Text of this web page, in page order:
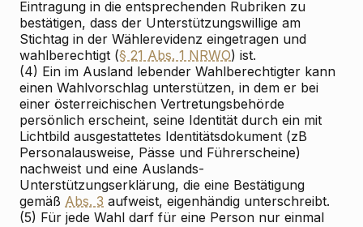
Eintragung in die entsprechenden Rubriken zu
bestätigen, dass der Unterstützungswillige am
Stichtag in der Wählerevidenz eingetragen und
wahlberechtigt (§ 21 Abs. 1 NRWO) ist.
(4) Ein im Ausland lebender Wahlberechtigter kann
einen Wahlvorschlag unterstützen, in dem er bei
einer österreichischen Vertretungsbehörde
persönlich erscheint, seine Identität durch ein mit
Lichtbild ausgestattetes Identitätsdokument (zB
Personalausweise, Pässe und Führerscheine)
nachweist und eine Auslands-
Unterstützungserklärung, die eine Bestätigung
gemäß Abs. 3 aufweist, eigenhändig unterschreibt.
(5) Für jede Wahl darf für eine Person nur einmal